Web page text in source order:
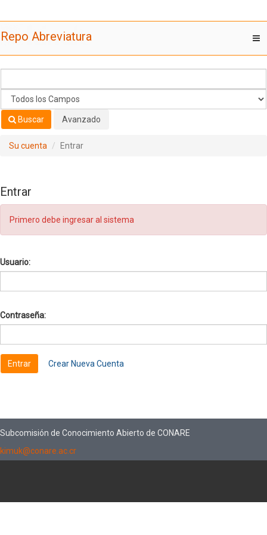
Repo Abreviatura
Buscar Avanzado
Su cuenta Entrar
Entrar
Primero debe ingresar al sistema
Usuario:
Contraseña:
Crear Nueva Cuenta
Subcomisión de Conocimiento Abierto de CONARE
kimuk@conare.ac.cr